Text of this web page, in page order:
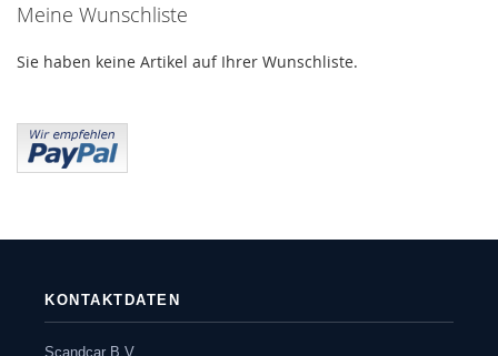
Meine Wunschliste
Sie haben keine Artikel auf Ihrer Wunschliste.
KONTAKTDATEN
Scandcar B.V.